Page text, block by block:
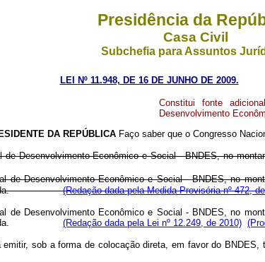
Presidência da
Casa Civil
Subchefia para Assuntos
LEI Nº 11.948, DE 16 DE JUNHO DE 2009.
Constitui fonte
Desenvolvimento
DA REPÚBLICA Faço saber que o Congresso
Desenvolvimento Econômico e Social - BNDES, no
Desenvolvimento Econômico e Social - BNDES, no
da Fazenda.(Redação dada pela Medida Provisória nº 472,
Desenvolvimento Econômico e Social - BNDES, no
Fazenda. (Redação dada pela Lei nº 12.249, de 2010)
emitir, sob a forma de colocação direta, em favor do